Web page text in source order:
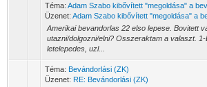
Téma: Adam Szabo kibővített "megoldása" a
Üzenet: Adam Szabo kibővített "megoldása" a
Amerikai bevandorlas 22 elso lepese. Bovitett
utazni/dolgozni/elni? Osszeraktam a valaszt.
letelepedes, uzl...
Téma: Bevándorlási (ZK)
Üzenet: RE: Bevándorlási (ZK)